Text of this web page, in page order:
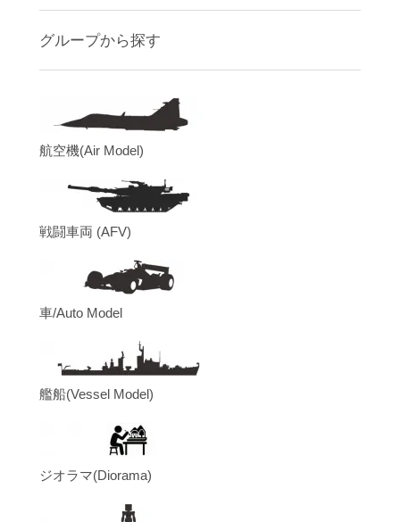
グループから探す
航空機(Air Model)
戦闘車両 (AFV)
車/Auto Model
艦船(Vessel Model)
ジオラマ(Diorama)